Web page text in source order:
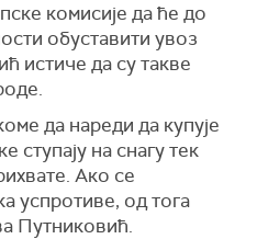
комисије да ће до
обуставити увоз
истиче да су такве
да нареди да купује
ступају на снагу тек
Ако се
успротиве, од тога
Путниковић.